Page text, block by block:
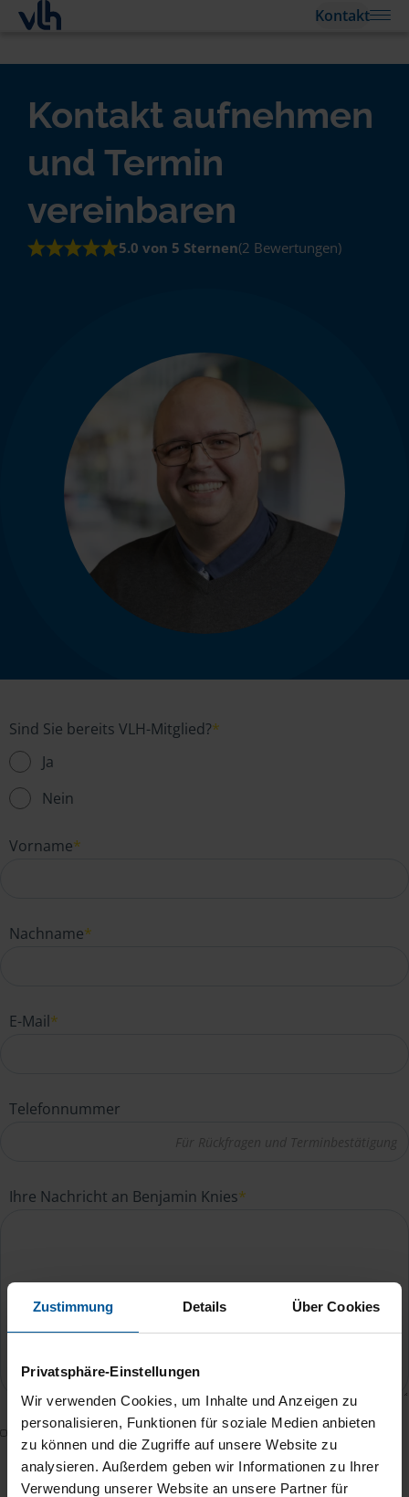
Zustimmung Details Über Cookies
Privatsphäre-Einstellungen
Wir verwenden Cookies, um Inhalte und Anzeigen zu
personalisieren, Funktionen für soziale Medien anbieten
zu können und die Zugriffe auf unsere Website zu
analysieren. Außerdem geben wir Informationen zu Ihrer
Verwendung unserer Website an unsere Partner für
Kontakt
Kontakt aufnehmen
und Termin
vereinbaren
5.0 von 5 Sternen(2 Bewertungen)
Sind Sie bereits VLH-Mitglied?*
Ja
Nein
Vorname*
Nachname*
E-Mail*
Telefonnummer
Ihre Nachricht an Benjamin Knies*
Mit dem Absenden des Kontaktformulars erkläre ich
mich damit einverstanden, dass meine Daten zur
Bearbeitung meines Anliegens sowie zur internen